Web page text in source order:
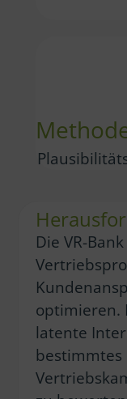
Die VR-
optimieren.
latente
bestimmtes